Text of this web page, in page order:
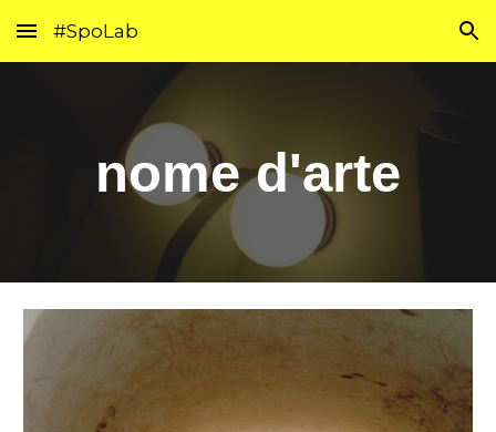
Skip to main content Skip to navigation
#SpoLab
nome d'arte